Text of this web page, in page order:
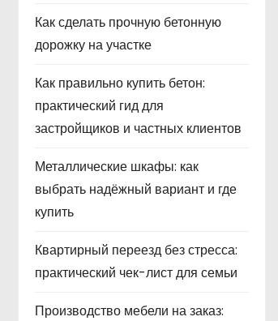
Как сделать прочную бетонную
дорожку на участке
Как правильно купить бетон:
практический гид для
застройщиков и частных клиентов
Металлические шкафы: как
выбрать надёжный вариант и где
купить
Квартирный переезд без стресса:
практический чек-лист для семьи
Производство мебели на заказ: